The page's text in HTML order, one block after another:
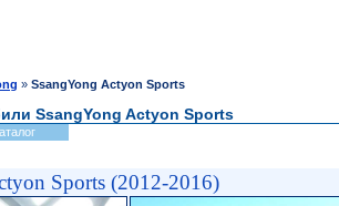
» SsangYong Actyon Sports
SsangYong Actyon Sports
Sports (2012-2016)